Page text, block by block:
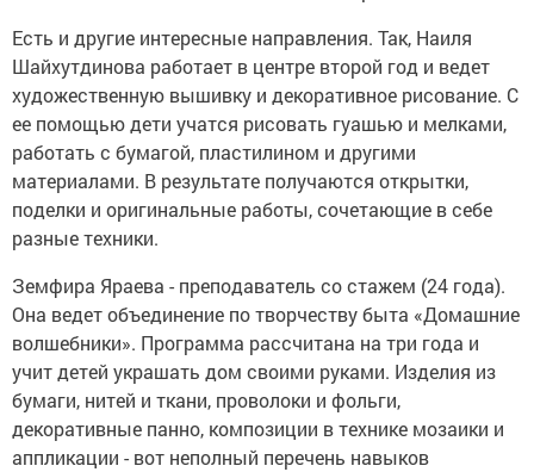
Есть и другие интересные направления. Так, Наиля
Шайхутдинова работает в центре второй год и ведет
художественную вышивку и декоративное рисование. С
ее помощью дети учатся рисовать гуашью и мелками,
работать с бумагой, пластилином и другими
материалами. В результате получаются открытки,
поделки и оригинальные работы, сочетающие в себе
разные техники.
Земфира Яраева - преподаватель со стажем (24 года).
Она ведет объединение по творчеству быта «Домашние
волшебники». Программа рассчитана на три года и
учит детей украшать дом своими руками. Изделия из
бумаги, нитей и ткани, проволоки и фольги,
декоративные панно, композиции в технике мозаики и
аппликации - вот неполный перечень навыков